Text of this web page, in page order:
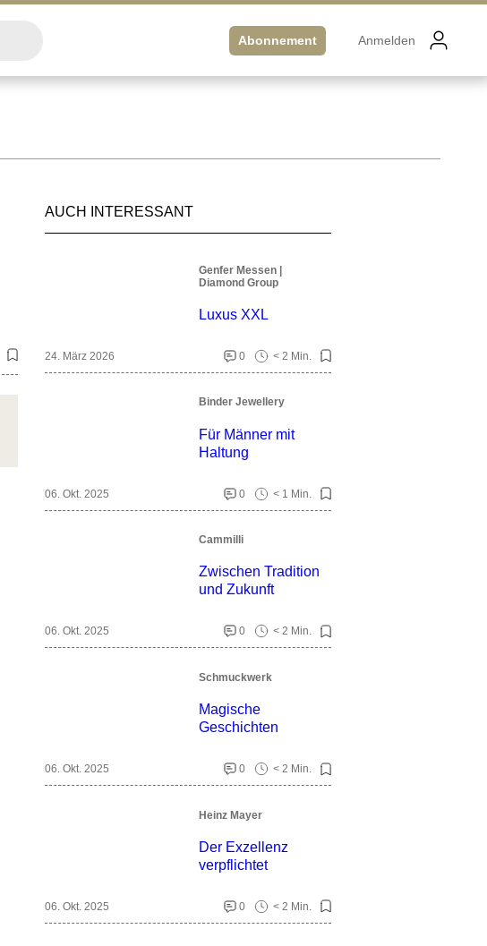
Abonnement Anmelden
AUCH INTERESSANT
Genfer Messen |
Diamond Group
Luxus XXL
24. März 2026 0 < 2 Min.
Binder Jewellery
Für Männer mit
Haltung
06. Okt. 2025 0 < 1 Min.
Cammilli
Zwischen Tradition
und Zukunft
06. Okt. 2025 0 < 2 Min.
Schmuckwerk
Magische
Geschichten
06. Okt. 2025 0 < 2 Min.
Heinz Mayer
Der Exzellenz
verpflichtet
06. Okt. 2025 0 < 2 Min.